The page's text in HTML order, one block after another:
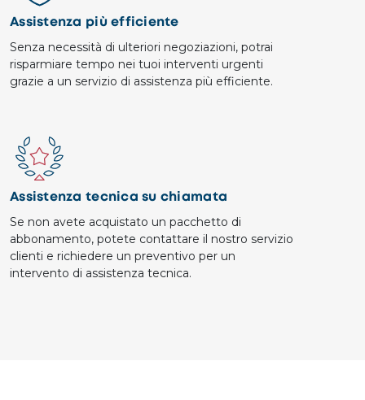
Assistenza più efficiente
Senza necessità di ulteriori negoziazioni, potrai
risparmiare tempo nei tuoi interventi urgenti
grazie a un servizio di assistenza più efficiente.
Image
Assistenza tecnica su chiamata
Se non avete acquistato un pacchetto di
abbonamento, potete contattare il nostro servizio
clienti e richiedere un preventivo per un
intervento di assistenza tecnica.